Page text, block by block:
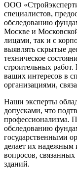
ООО
специалистов,
обследованию
Москве и
лицами, так и с
выявлять скрытые
техническое
строительных
ваших интересов в
организациями,
Наши эксперты
допусками, что
профессионализма.
обследованию
государственными
делает их
вопросов,
зданий.